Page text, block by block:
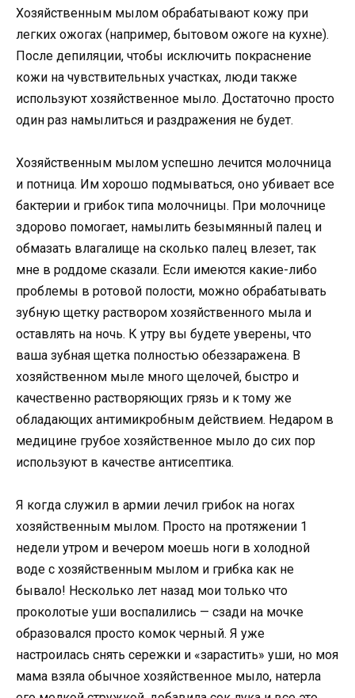
Хозяйственным мылом обрабатывают кожу при
легких ожогах (например, бытовом ожоге на кухне).
После депиляции, чтобы исключить покраснение
кожи на чувствительных участках, люди также
используют хозяйственное мыло. Достаточно просто
один раз намылиться и раздражения не будет.
Хозяйственным мылом успешно лечится молочница
и потница. Им хорошо подмываться, оно убивает все
бактерии и грибок типа молочницы. При молочнице
здорово помогает, намылить безымянный палец и
обмазать влагалище на сколько палец влезет, так
мне в роддоме сказали. Если имеются какие-либо
проблемы в ротовой полости, можно обрабатывать
зубную щетку раствором хозяйственного мыла и
оставлять на ночь. К утру вы будете уверены, что
ваша зубная щетка полностью обеззаражена. В
хозяйственном мыле много щелочей, быстро и
качественно растворяющих грязь и к тому же
обладающих антимикробным действием. Недаром в
медицине грубое хозяйственное мыло до сих пор
используют в качестве антисептика.
Я когда служил в армии лечил грибок на ногах
хозяйственным мылом. Просто на протяжении 1
недели утром и вечером моешь ноги в холодной
воде с хозяйственным мылом и грибка как не
бывало! Несколько лет назад мои только что
проколотые уши воспалились — сзади на мочке
образовался просто комок черный. Я уже
настроилась снять сережки и «зарастить» уши, но моя
мама взяла обычное хозяйственное мыло, натерла